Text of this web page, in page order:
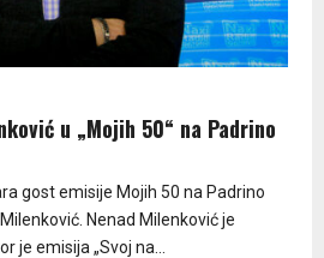
u „Mojih 50“ na Padrino
gost emisije Mojih 50 na Padrino
Nenad Milenković je
je emisija „Svoj na...